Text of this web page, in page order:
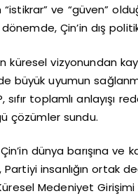
ve “güven”
Çin’in dış
küresel vizyonundan
büyük uyumun
toplamlı anlayışı
çözümler sundu.
dünya barışına ve
Partiyi insanlığın ortak
Medeniyet